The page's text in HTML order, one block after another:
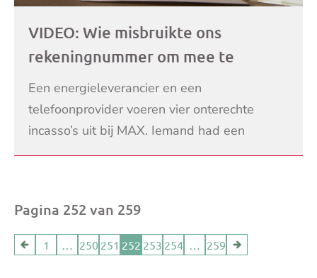
VIDEO: Wie misbruikte ons
rekeningnummer om mee te
shoppen?
Een energieleverancier en een
telefoonprovider voeren vier onterechte
incasso’s uit bij MAX. Iemand had een
energiecontract afgesloten maar het
LEES VERDER
Pagina 252 van 259
1 … 250 251 252 253 254 … 259